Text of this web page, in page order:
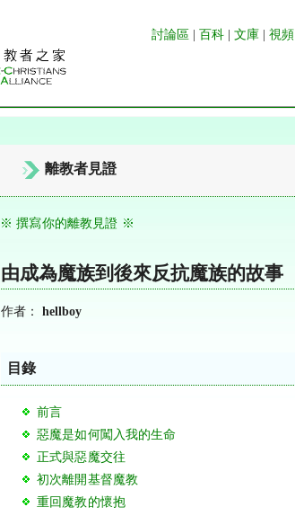
討論區 百科 文庫 視頻
離教者見證
※ 撰寫你的離教見證 ※
由成為魔族到後來反抗魔族的故事
作者： hellboy
目錄
前言
惡魔是如何闖入我的生命
正式與惡魔交往
初次離開基督魔教
重回魔教的懷抱